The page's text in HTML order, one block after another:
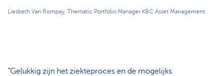
Liesbeth Van Rompay, Thematic Portfolio Manager KBC Asset Management
“Gelukkig zijn het ziekteproces en de mogelijks